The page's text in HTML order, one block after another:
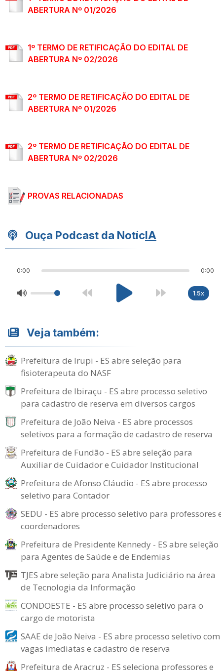
ABERTURA Nº 01/2026
1º TERMO DE RETIFICAÇÃO DO EDITAL DE
ABERTURA Nº 02/2026
2º TERMO DE RETIFICAÇÃO DO EDITAL DE
ABERTURA Nº 01/2026
2º TERMO DE RETIFICAÇÃO DO EDITAL DE
ABERTURA Nº 02/2026
PROVAS RELACIONADAS
Ouça Podcast da NotícIA
0:00 0:00
1.5x
Veja também:
Prefeitura de Irupi - ES abre seleção para
fisioterapeuta do NASF
Prefeitura de Ibiraçu - ES abre processo seletivo
para cadastro de reserva em diversos cargos
Prefeitura de João Neiva - ES abre processos
seletivos para a formação de cadastro de reserva
Prefeitura de Fundão - ES abre seleção para
Auxiliar de Cuidador e Cuidador Institucional
Prefeitura de Afonso Cláudio - ES abre processo
seletivo para Contador
SEDU - ES abre processo seletivo para professores
coordenadores
Prefeitura de Presidente Kennedy - ES abre seleção
para Agentes de Saúde e de Endemias
TJES abre seleção para Analista Judiciário na área
de Tecnologia da Informação
CONDOESTE - ES abre processo seletivo para o
cargo de motorista
SAAE de João Neiva - ES abre processo seletivo com
vagas imediatas e cadastro de reserva
Prefeitura de Aracruz - ES seleciona professores e